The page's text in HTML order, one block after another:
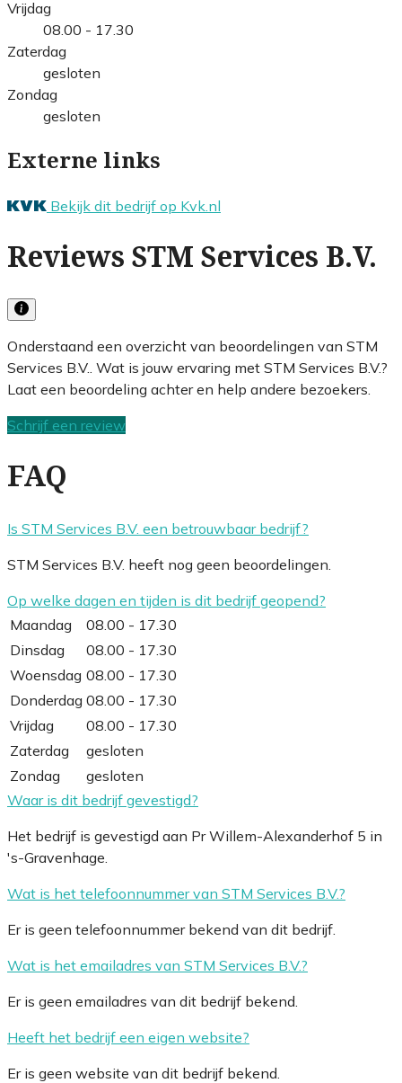
Vrijdag
08.00 - 17.30
Zaterdag
gesloten
Zondag
gesloten
Externe links
Bekijk dit bedrijf op Kvk.nl
Reviews STM Services B.V.
Onderstaand een overzicht van beoordelingen van STM
Services B.V.. Wat is jouw ervaring met STM Services B.V.?
Laat een beoordeling achter en help andere bezoekers.
Schrijf een review
FAQ
Is STM Services B.V. een betrouwbaar bedrijf?
STM Services B.V. heeft nog geen beoordelingen.
Op welke dagen en tijden is dit bedrijf geopend?
Maandag
08.00 - 17.30
Dinsdag
08.00 - 17.30
Woensdag 08.00 - 17.30
Donderdag 08.00 - 17.30
Vrijdag
08.00 - 17.30
Zaterdag
gesloten
Zondag
gesloten
Waar is dit bedrijf gevestigd?
Het bedrijf is gevestigd aan Pr Willem-Alexanderhof 5 in
's-Gravenhage.
Wat is het telefoonnummer van STM Services B.V.?
Er is geen telefoonnummer bekend van dit bedrijf.
Wat is het emailadres van STM Services B.V.?
Er is geen emailadres van dit bedrijf bekend.
Heeft het bedrijf een eigen website?
Er is geen website van dit bedrijf bekend.